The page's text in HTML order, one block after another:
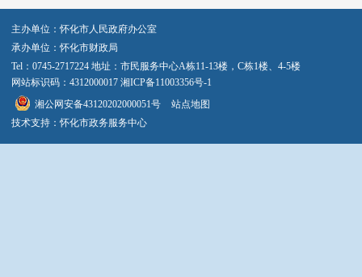
主办单位：怀化市人民政府办公室
承办单位：怀化市财政局
Tel：0745-2717224 地址：市民服务中心A栋11-13楼，C栋1楼、4-5楼
网站标识码：4312000017 湘ICP备11003356号-1
湘公网安备43120202000051号
站点地图
技术支持：怀化市政务服务中心